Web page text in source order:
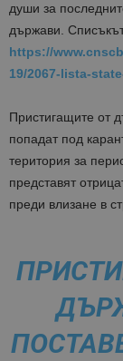
души за
държави.
https://
19/2067-lista-
Пристигащите от
попадат под
територия за
представят
преди влизане в